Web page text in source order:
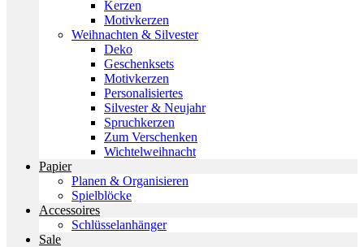
Kerzen
Motivkerzen
Weihnachten & Silvester
Deko
Geschenksets
Motivkerzen
Personalisiertes
Silvester & Neujahr
Spruchkerzen
Zum Verschenken
Wichtelweihnacht
Papier
Planen & Organisieren
Spielblöcke
Accessoires
Schlüsselanhänger
Sale